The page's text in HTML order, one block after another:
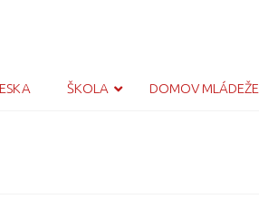
ŠKOLA DOMOV MLÁDEŽE